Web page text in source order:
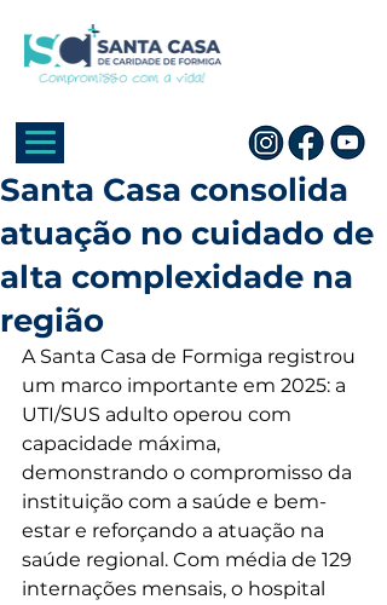
Santa Casa consolida
atuação no cuidado de
alta complexidade na
região
A Santa Casa de Formiga registrou
um marco importante em 2025: a
UTI/SUS adulto operou com
capacidade máxima,
demonstrando o compromisso da
instituição com a saúde e bem-
estar e reforçando a atuação na
saúde regional. Com média de 129
internações mensais, o hospital